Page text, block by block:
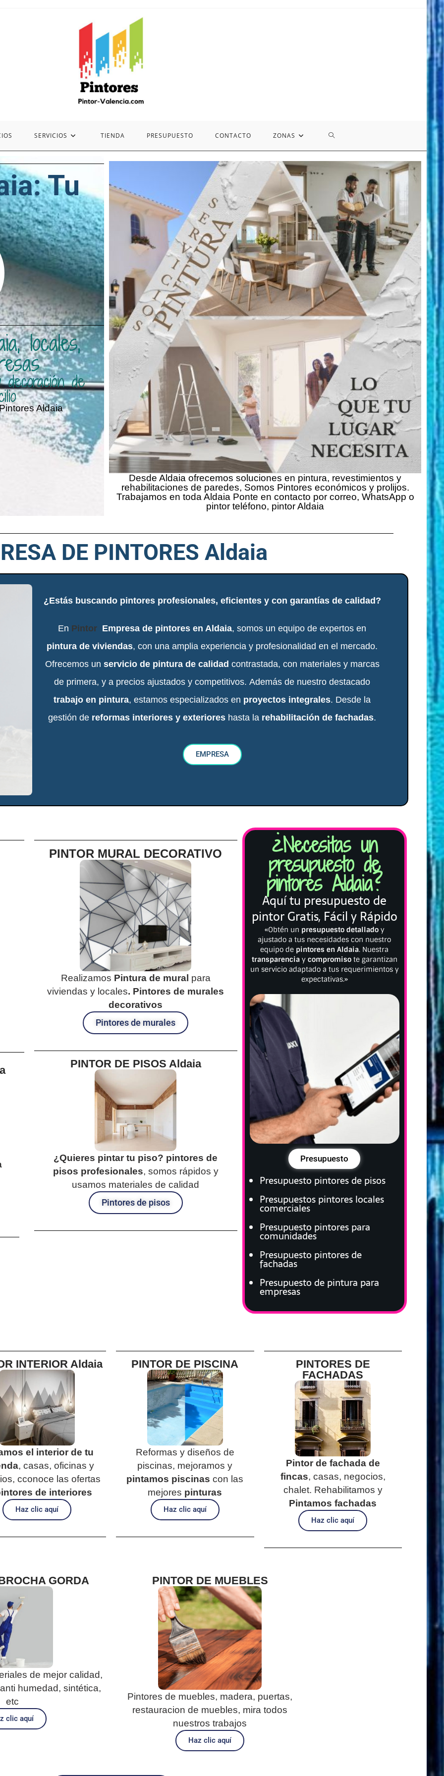
SERVICIOS TIENDA PRESUPUESTO CONTACTO ZONAS
Tu
locales,
de
Aldaia
Desde Aldaia ofrecemos soluciones en pintura, revestimientos y
rehabilitaciones de paredes, Somos Pintores económicos y prolijos.
Trabajamos en toda Aldaia Ponte en contacto por correo, WhatsApp o
pintor teléfono, pintor Aldaia
DE PINTORES Aldaia
¿Estás buscando pintores profesionales, eficientes y con garantías de calidad?
En Pintor Empresa de pintores en Aldaia, somos un equipo de expertos en
pintura de viviendas, con una amplia experiencia y profesionalidad en el mercado.
Ofrecemos un servicio de pintura de calidad contrastada, con materiales y marcas
de primera, y a precios ajustados y competitivos. Además de nuestro destacado
trabajo en pintura, estamos especializados en proyectos integrales. Desde la
gestión de reformas interiores y exteriores hasta la rehabilitación de fachadas.
EMPRESA
PINTOR MURAL DECORATIVO
Realizamos Pintura de mural para
viviendas y locales. Pintores de murales
decorativos
Pintores de murales
PINTOR DE PISOS Aldaia
¿Quieres pintar tu piso? pintores de
pisos profesionales, somos rápidos y
usamos materiales de calidad
Pintores de pisos
¿Necesitas un
presupuesto de
pintores Aldaia?
Aquí tu presupuesto de
pintor Gratis, Fácil y Rápido
«Obtén un presupuesto detalladoy
ajustado a tus necesidades con nuestro
equipo de pintores en Aldaia. Nuestra
transparenciay compromisote garantizan
un servicio adaptado a tus requerimientos y
expectativas.»
Presupuesto
Presupuesto pintores de pisos
Presupuestos pintores locales
comerciales
Presupuesto pintores para
comunidades
Presupuesto pintores de
fachadas
Presupuesto de pintura para
empresas
INTERIOR Aldaia
el interior de tu
, casas, oficinas y
cconoce las ofertas
de interiores
Haz clic aquí
PINTOR DE PISCINA
Reformas y diseños de
piscinas, mejoramos y
pintamos piscinas con las
mejores pinturas
Haz clic aquí
PINTORES DE
FACHADAS
Pintor de fachada de
fincas, casas, negocios,
chalet. Rehabilitamos y
Pintamos fachadas
Haz clic aquí
GORDA
de mejor calidad,
humedad, sintética,
etc
clic aquí
PINTOR DE MUEBLES
Pintores de muebles, madera, puertas,
restauracion de muebles, mira todos
nuestros trabajos
Haz clic aquí